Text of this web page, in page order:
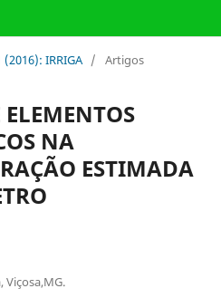
(2016): IRRIGA / Artigos
NA
ESTIMADA
Viçosa,MG.